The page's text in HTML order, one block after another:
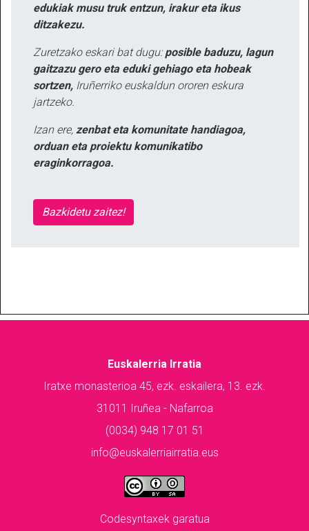
edukiak musu truk entzun, irakur eta ikus
ditzakezu.
Zuretzako eskari bat dugu: posible baduzu, lagun
gaitzazu gero eta eduki gehiago eta hobeak
sortzen, Iruñerriko euskaldun ororen eskura
jartzeko.
Izan ere, zenbat eta komunitate handiagoa,
orduan eta proiektu komunikatibo
eraginkorragoa.
Bazkidetu zaitez!
Euskalerria Irratia
Iratxe monasterioa 45, ezk. eskailera, 13. ezk.
31011 Iruñea - Nafarroa
(0034) 948 17 01 51
info@euskalerriairratia.eus
Codesyntaxek garatua